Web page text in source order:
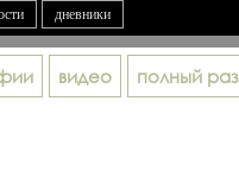
дневники
видео полный